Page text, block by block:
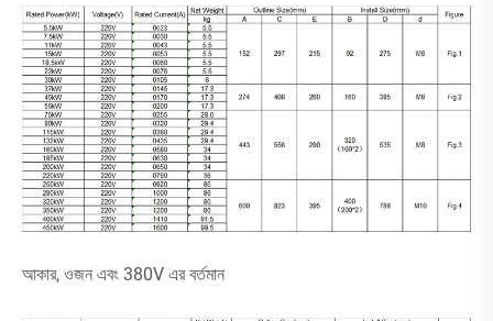
আকার, ওজন এবং 380V এর বর্তমান